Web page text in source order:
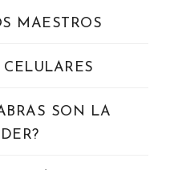
MAESTROS
SON LA